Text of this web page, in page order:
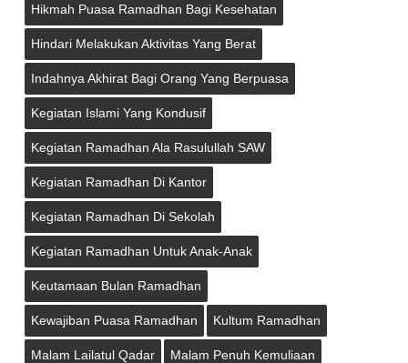
Hikmah Puasa Ramadhan Bagi Kesehatan
Hindari Melakukan Aktivitas Yang Berat
Indahnya Akhirat Bagi Orang Yang Berpuasa
Kegiatan Islami Yang Kondusif
Kegiatan Ramadhan Ala Rasulullah SAW
Kegiatan Ramadhan Di Kantor
Kegiatan Ramadhan Di Sekolah
Kegiatan Ramadhan Untuk Anak-Anak
Keutamaan Bulan Ramadhan
Kewajiban Puasa Ramadhan Kultum Ramadhan
Malam Lailatul Qadar Malam Penuh Kemuliaan